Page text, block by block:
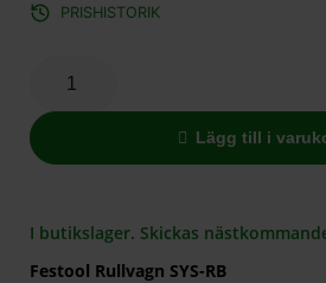
PRISHISTORIK
Lägg till i
I butikslager. Skickas
Festool Rullvagn SYS-RB